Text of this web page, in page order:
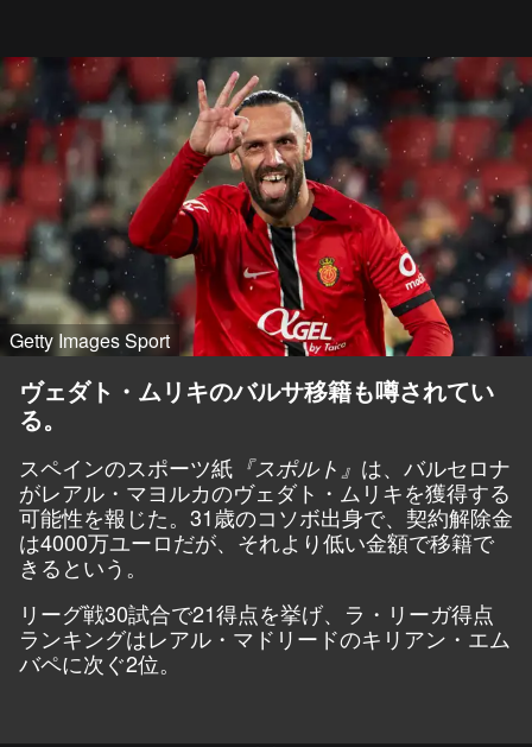
Getty Images Sport
ヴェダト・ムリキのバルサ移籍も噂されてい
る。
スペインのスポーツ紙 『スポルト』 は、バルセロナ
がレアル・マヨルカのヴェダト・ムリキを獲得する
可能性を報じた。31歳のコソボ出身で、契約解除金
は4000万ユーロだが、それより低い金額で移籍で
きるという。
リーグ戦30試合で21得点を挙げ、ラ・リーガ得点
ランキングはレアル・マドリードのキリアン・エム
バペに次ぐ2位。